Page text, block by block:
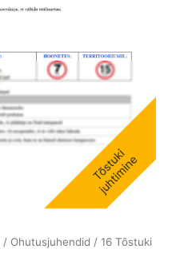
/ Ohutusjuhendid / 16 Tõstuki